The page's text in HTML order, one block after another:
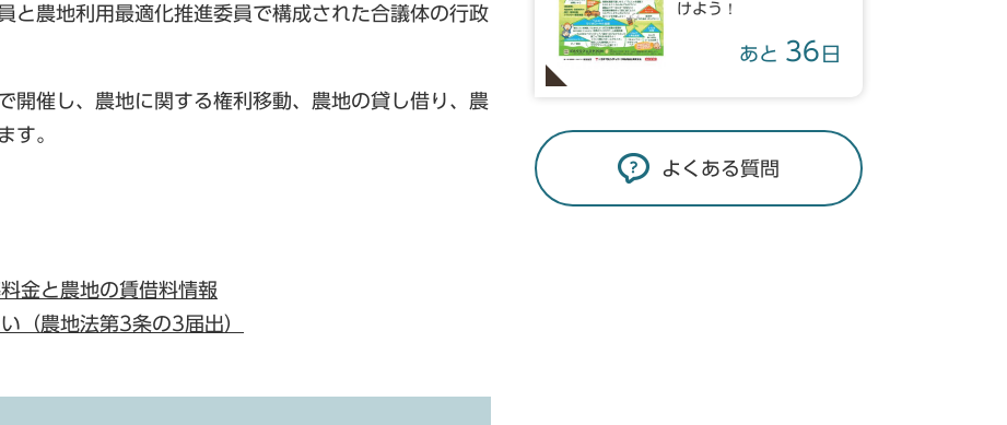
と農地利用最適化推進委員で構成された合議体の行政
開催し、農地に関する権利移動、農地の貸し借り、農
す。
金と農地の賃借料情報
（農地法第3条の3届出）
けよう！
あと 36 日
よくある質問